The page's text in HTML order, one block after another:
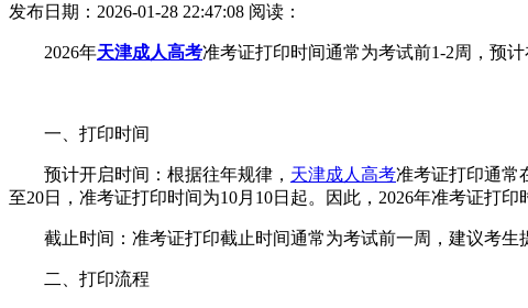
发布日期：2026-01-28 22:47:08 阅读：
2026年天津成人高考准考证打印时间通常为考试前1-2周，预
一、打印时间
预计开启时间：根据往年规律， 天津成人高考准考证打印通常
至20日，准考证打印时间为10月10日起。因此，2026年准考证打印
截止时间：准考证打印截止时间通常为考试前一周，建议考生
二、打印流程